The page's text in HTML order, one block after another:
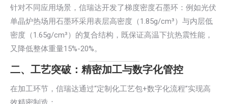
针对不同应用场景，信瑞达开发了梯度密度石墨环：例如光伏
单晶炉热场用石墨环采用表层高密度（1.85g/cm³）与内层低
密度（1.65g/cm³）的复合结构，既保证高温下抗热震性能，
又降低整体重量15%-20%。
二、工艺突破：精密加工与数字化管控
在加工环节，信瑞达通过“定制化工艺包+数字化流程”实现高